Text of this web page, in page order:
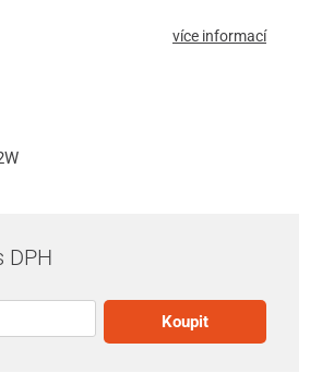
více informací
DPH
Koupit